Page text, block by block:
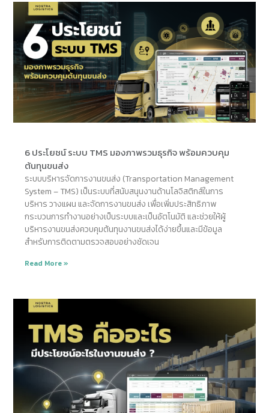
6 ประโยชน์ ระบบ TMS มองภาพรวมธุรกิจ พร้อมควบคุม
ต้นทุนขนส่ง
ระบบบริหารจัดการงานขนส่ง (Transportation Management
System – TMS) เป็นระบบที่สนับสนุนงานด้านโลจิสติกส์ในการ
บริหาร วางแผน และจัดการงานขนส่ง เพื่อเพิ่มประสิทธิภาพ
กระบวนการทำงานอย่างเป็นระบบและเป็นอัตโนมัติ และช่วยให้ผู้
บริหารงานขนส่งควบคุมต้นทุนงานขนส่งได้ง่ายขึ้นและมีข้อมูล
สำหรับการติดตามตรวจสอบอย่างชัดเจน
Read More »